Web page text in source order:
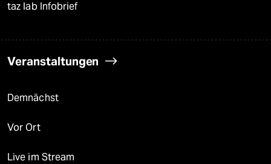
taz lab Infobrief
Veranstaltungen
Demnächst
Vor Ort
Live im Stream